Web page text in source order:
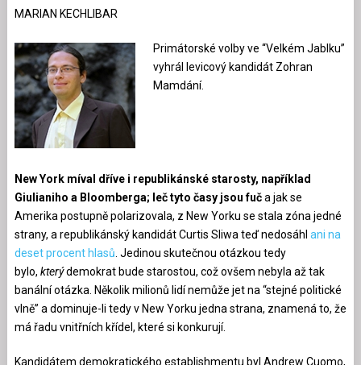
MARIAN KECHLIBAR
Primátorské volby ve “Velkém Jablku”
vyhrál levicový kandidát Zohran
Mamdání.
New York míval dříve i republikánské starosty, například
Giulianiho a Bloomberga; leč tyto časy jsou fuča jak se
Amerika postupně polarizovala, z New Yorku se stala zóna jedné
strany, a republikánský kandidát Curtis Sliwa teď nedosáhl ani na
deset procent hlasů . Jedinou skutečnou otázkou tedy
bylo, kterýdemokrat bude starostou, což ovšem nebyla až tak
banální otázka. Několik milionů lidí nemůže jet na “stejné politické
vlně” a dominuje-li tedy v New Yorku jedna strana, znamená to, že
má řadu vnitřních křídel, které si konkurují.
Kandidátem demokratického establishmentu byl Andrew Cuomo,